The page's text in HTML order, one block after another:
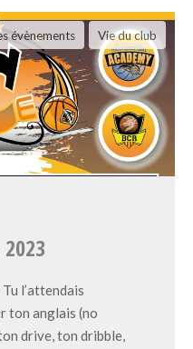
évènements Vie du club
l’attendais
ton anglais (no
drive, ton dribble,